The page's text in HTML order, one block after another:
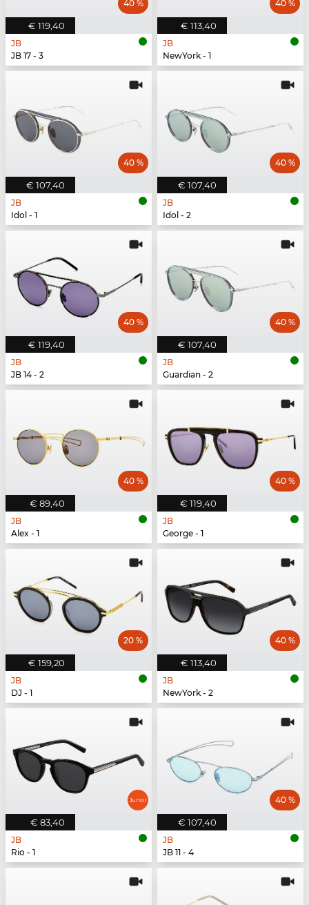
€ 119,40
40 %
JB
JB 17 - 3
€ 113,40
40 %
JB
NewYork - 1
€ 107,40
40 %
JB
Idol - 1
€ 107,40
40 %
JB
Idol - 2
€ 119,40
40 %
JB
JB 14 - 2
€ 107,40
40 %
JB
Guardian - 2
€ 89,40
40 %
JB
Alex - 1
€ 119,40
40 %
JB
George - 1
€ 159,20
20 %
JB
DJ - 1
€ 113,40
40 %
JB
NewYork - 2
€ 83,40
JB
Rio - 1
€ 107,40
40 %
JB
JB 11 - 4